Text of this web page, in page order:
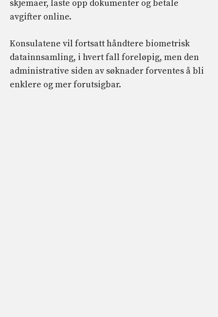
skjemaer, laste opp dokumenter og betale
avgifter online.
Konsulatene vil fortsatt håndtere biometrisk
datainnsamling, i hvert fall foreløpig, men den
administrative siden av søknader forventes å bli
enklere og mer forutsigbar.